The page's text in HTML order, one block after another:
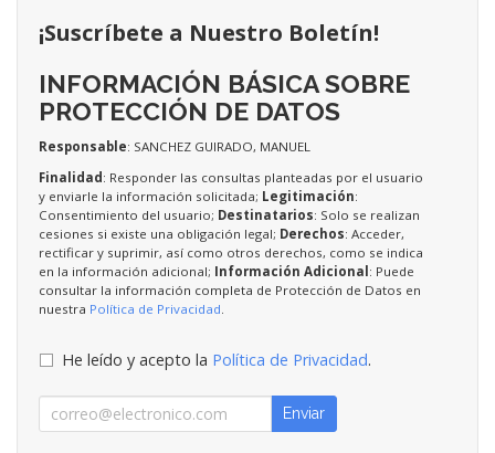
¡Suscríbete a Nuestro Boletín!
INFORMACIÓN BÁSICA SOBRE
PROTECCIÓN DE DATOS
Responsable: SANCHEZ GUIRADO, MANUEL
Finalidad: Responder las consultas planteadas por el usuario
y enviarle la información solicitada; Legitimación:
Consentimiento del usuario; Destinatarios: Solo se realizan
cesiones si existe una obligación legal; Derechos: Acceder,
rectificar y suprimir, así como otros derechos, como se indica
en la información adicional; Información Adicional: Puede
consultar la información completa de Protección de Datos en
nuestra Política de Privacidad
He leído y acepto la Política de Privacidad.
Enviar